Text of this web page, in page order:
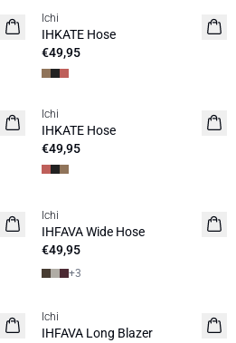
NEUHEIT
Ichi
IHKATE Hose
€49,95
NEUHEIT
Ichi
IHKATE Hose
€49,95
NEUHEIT
Ichi
IHFAVA Wide Hose
€49,95
+3
NEUHEIT
Ichi
IHFAVA Long Blazer